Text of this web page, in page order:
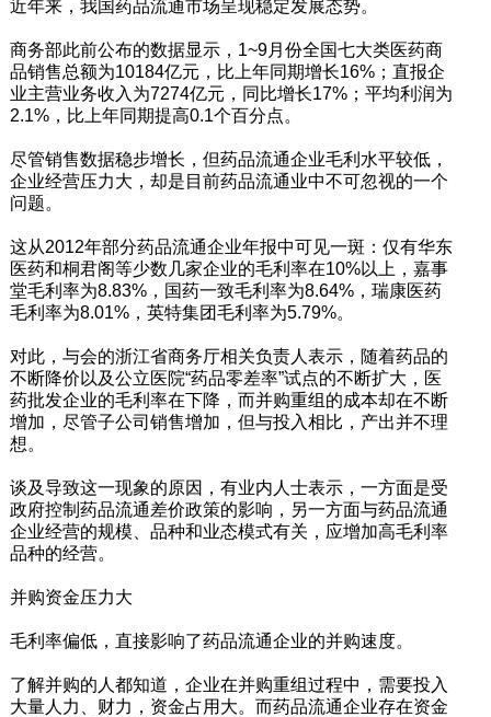
近年来，我国药品流通市场呈现稳定发展态势。
商务部此前公布的数据显示，1~9月份全国七大类医药商
品销售总额为10184亿元，比上年同期增长16%；直报企
业主营业务收入为7274亿元，同比增长17%；平均利润为
2.1%，比上年同期提高0.1个百分点。
尽管销售数据稳步增长，但药品流通企业毛利水平较低，
企业经营压力大，却是目前药品流通业中不可忽视的一个
问题。
这从2012年部分药品流通企业年报中可见一斑：仅有华东
医药和桐君阁等少数几家企业的毛利率在10%以上，嘉事
堂毛利率为8.83%，国药一致毛利率为8.64%，瑞康医药
毛利率为8.01%，英特集团毛利率为5.79%。
对此，与会的浙江省商务厅相关负责人表示，随着药品的
不断降价以及公立医院“药品零差率”试点的不断扩大，医
药批发企业的毛利率在下降，而并购重组的成本却在不断
增加，尽管子公司销售增加，但与投入相比，产出并不理
想。
谈及导致这一现象的原因，有业内人士表示，一方面是受
政府控制药品流通差价政策的影响，另一方面与药品流通
企业经营的规模、品种和业态模式有关，应增加高毛利率
品种的经营。
并购资金压力大
毛利率偏低，直接影响了药品流通企业的并购速度。
了解并购的人都知道，企业在并购重组过程中，需要投入
大量人力、财力，资金占用大。而药品流通企业存在资金